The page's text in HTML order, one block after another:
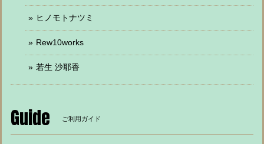
ヒノモトナツミ
Rew10works
若生 沙耶香
Guide ご利用ガイド